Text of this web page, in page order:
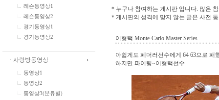
레슨동영상1
레슨동영상2
경기동영상1
경기동영상2
ㆍ사랑방동영상
동영상1
동영상2
동영상3(분류별)
＊누구나 참여하는 게시판 입니다. 많은
＊게시판의 성격에 맞지 않는 글은 사전
이형택 Monte-Carlo Master Series
아쉽게도 페더러선수에게 64 63으로 패
하지만 파이팅~이형택선수